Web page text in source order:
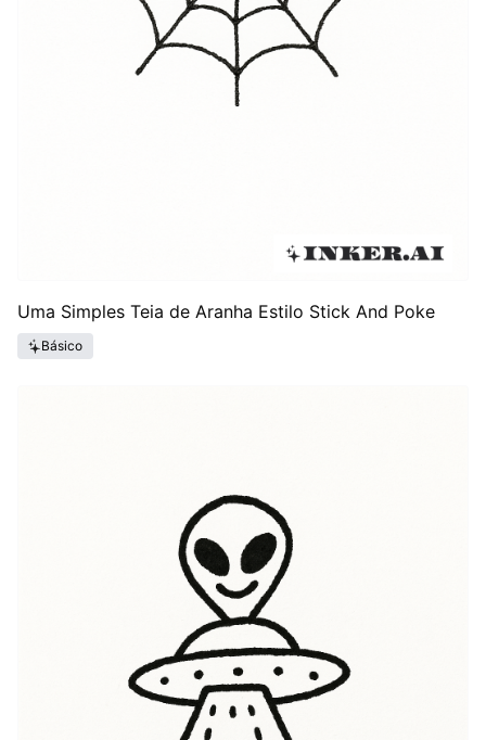
Uma Simples Teia de Aranha Estilo Stick And Poke
Básico